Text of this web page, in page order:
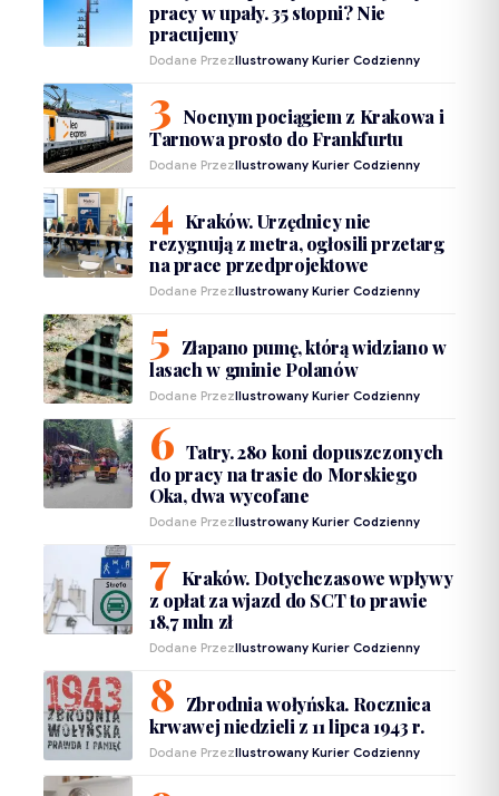
pracy w upały. 35 stopni? Nie
pracujemy
Dodane PrzezIlustrowany Kurier Codzienny
Nocnym pociągiem z Krakowa i
Tarnowa prosto do Frankfurtu
Dodane PrzezIlustrowany Kurier Codzienny
Kraków. Urzędnicy nie
rezygnują z metra, ogłosili przetarg
na prace przedprojektowe
Dodane PrzezIlustrowany Kurier Codzienny
Złapano pumę, którą widziano w
lasach w gminie Polanów
Dodane PrzezIlustrowany Kurier Codzienny
Tatry. 280 koni dopuszczonych
do pracy na trasie do Morskiego
Oka, dwa wycofane
Dodane PrzezIlustrowany Kurier Codzienny
Kraków. Dotychczasowe wpływy
z opłat za wjazd do SCT to prawie
18,7 mln zł
Dodane PrzezIlustrowany Kurier Codzienny
Zbrodnia wołyńska. Rocznica
krwawej niedzieli z 11 lipca 1943 r.
Dodane PrzezIlustrowany Kurier Codzienny